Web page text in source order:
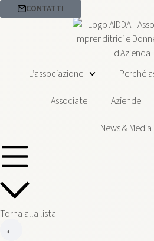
CONTATTI
L’associazione Perché
Associate Aziende
News & Media
Torna alla lista
←